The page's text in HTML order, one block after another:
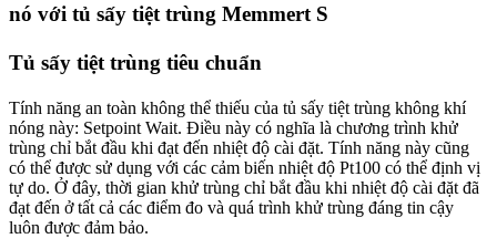
nó với tủ sấy tiệt trùng Memmert S
Tủ sấy tiệt trùng tiêu chuẩn
Tính năng an toàn không thể thiếu của tủ sấy tiệt trùng không khí
nóng này: Setpoint Wait. Điều này có nghĩa là chương trình khử
trùng chỉ bắt đầu khi đạt đến nhiệt độ cài đặt. Tính năng này cũng
có thể được sử dụng với các cảm biến nhiệt độ Pt100 có thể định vị
tự do. Ở đây, thời gian khử trùng chỉ bắt đầu khi nhiệt độ cài đặt đã
đạt đến ở tất cả các điểm đo và quá trình khử trùng đáng tin cậy
luôn được đảm bảo.